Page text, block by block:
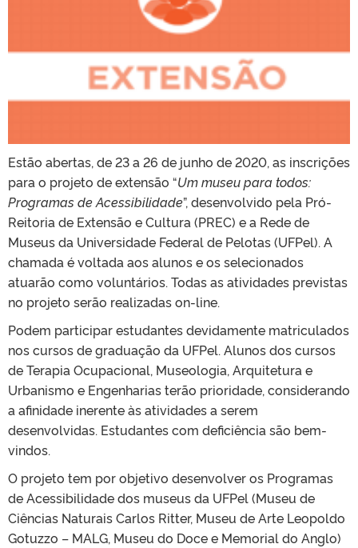
Estão abertas, de 23 a 26 de junho de 2020, as inscrições
para o projeto de extensão “Um museu para todos:
Programas de Acessibilidade”, desenvolvido pela Pró-
Reitoria de Extensão e Cultura (PREC) e a Rede de
Museus da Universidade Federal de Pelotas (UFPel). A
chamada é voltada aos alunos e os selecionados
atuarão como voluntários. Todas as atividades previstas
no projeto serão realizadas on-line.
Podem participar estudantes devidamente matriculados
nos cursos de graduação da UFPel. Alunos dos cursos
de Terapia Ocupacional, Museologia, Arquitetura e
Urbanismo e Engenharias terão prioridade, considerando
a afinidade inerente às atividades a serem
desenvolvidas. Estudantes com deficiência são bem-
vindos.
O projeto tem por objetivo desenvolver os Programas
de Acessibilidade dos museus da UFPel (Museu de
Ciências Naturais Carlos Ritter, Museu de Arte Leopoldo
Gotuzzo – MALG, Museu do Doce e Memorial do Anglo)